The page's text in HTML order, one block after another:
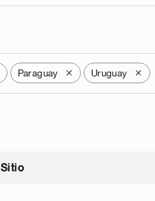
Paraguay X Uruguay X
Sitio